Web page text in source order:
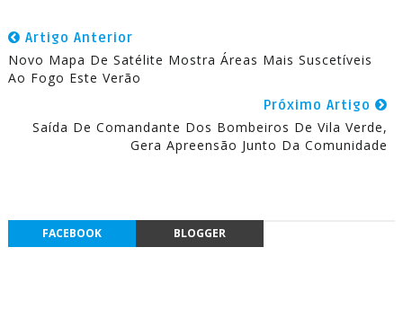
Artigo Anterior
Novo Mapa De Satélite Mostra Áreas Mais Suscetíveis
Ao Fogo Este Verão
Próximo Artigo
Saída De Comandante Dos Bombeiros De Vila Verde,
Gera Apreensão Junto Da Comunidade
FACEBOOK BLOGGER